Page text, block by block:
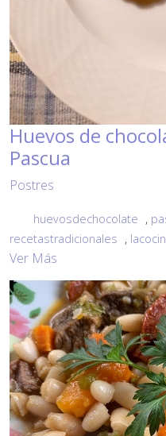
Huevos de
Pascua
Postres
huevosdechocolate ,
recetastradicionales ,
Ver Más